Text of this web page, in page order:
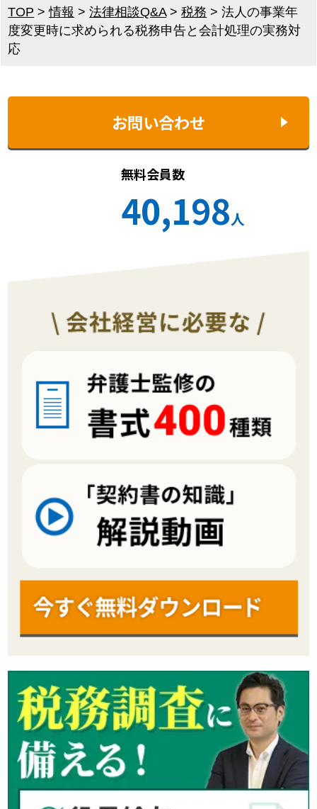
TOP >情報 >法律相談Q&A>税務 >法人の事業年
度変更時に求められる税務申告と会計処理の実務対
応
お問い合わせ
無料会員数
40,198人